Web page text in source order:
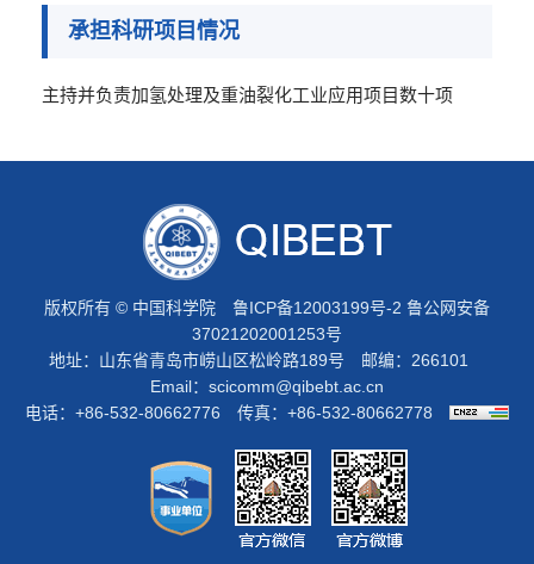
承担科研项目情况
主持并负责加氢处理及重油裂化工业应用项目数十项
版权所有 © 中国科学院 鲁ICP备12003199号-2 鲁公网安备
37021202001253号
地址：山东省青岛市崂山区松岭路189号 邮编：266101
Email： scicomm@qibebt.ac.cn
电话：+86-532-80662776 传真：+86-532-80662778